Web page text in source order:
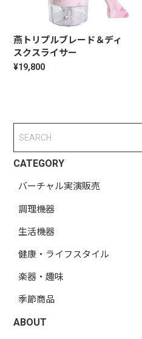
CATEGORY
バーチャル実演販売
調理機器
生活機器
健康・ライフスタイル
楽器・趣味
季節商品
ABOUT
燕トリプルブレード＆ディ
スクスライサー
¥19,800